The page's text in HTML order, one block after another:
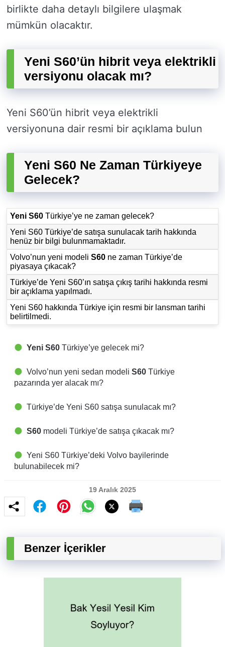
birlikte daha detaylı bilgilere ulaşmak
mümkün olacaktır.
Yeni S60’ün hibrit veya elektrikli
versiyonu olacak mı?
Yeni S60’ün hibrit veya elektrikli
versiyonuna dair resmi bir açıklama bulun
Yeni S60 Ne Zaman Türkiyeye
Gelecek?
Yeni S60 Türkiye’ye ne zaman gelecek?
Yeni S60 Türkiye’de satışa sunulacak tarih hakkında
henüz bir bilgi bulunmamaktadır.
Volvo’nun yeni modeliS60 ne zaman Türkiye’de
piyasaya çıkacak?
Türkiye’de Yeni S60’ın satışa çıkış tarihi hakkında resmi
bir açıklama yapılmadı.
Yeni S60 hakkında Türkiye için resmi bir lansman tarihi
belirtilmedi.
Yeni S60 Türkiye’ye gelecek mi?
Volvo’nun yeni sedan modeli S60 Türkiye
pazarında yer alacak mı?
Türkiye’de Yeni S60 satışa sunulacak mı?
S60 modeli Türkiye’de satışa çıkacak mı?
Yeni S60 Türkiye’deki Volvo bayilerinde
bulunabilecek mi?
19 Aralık 2025
Benzer İçerikler